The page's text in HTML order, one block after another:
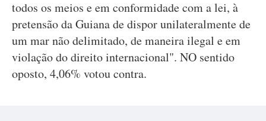
todos os meios e em conformidade com a lei, à
pretensão da Guiana de dispor unilateralmente de
um mar não delimitado, de maneira ilegal e em
violação do direito internacional". NO sentido
oposto, 4,06% votou contra.